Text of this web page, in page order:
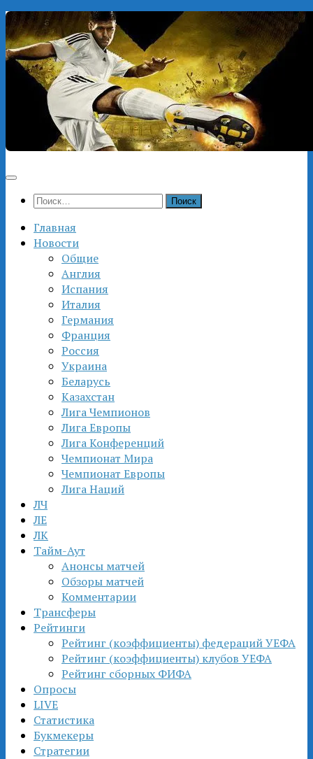
Перейти
к
содержимому
Найти:
Главная
Новости
Общие
Англия
Испания
Италия
Германия
Франция
Россия
Украина
Беларусь
Казахстан
Лига Чемпионов
Лига Европы
Лига Конференций
Чемпионат Мира
Чемпионат Европы
Лига Наций
ЛЧ
ЛЕ
ЛК
Тайм-Аут
Анонсы матчей
Обзоры матчей
Комментарии
Трансферы
Рейтинги
Рейтинг (коэффициенты) федераций УЕФА
Рейтинг (коэффициенты) клубов УЕФА
Рейтинг сборных ФИФА
Опросы
LIVE
Статистика
Букмекеры
Стратегии